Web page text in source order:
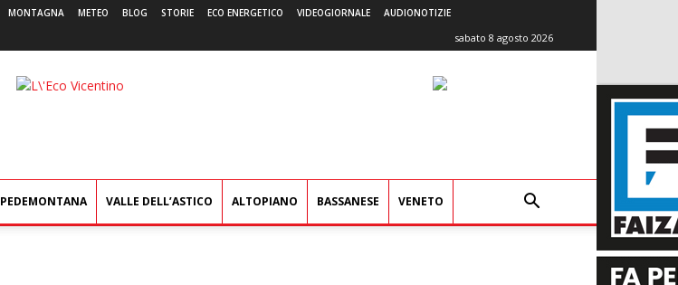
MONTAGNA METEO BLOG STORIE ECO ENERGETICO VIDEOGIORNALE AUDIONOTIZIE
sabato 8 agosto 2026
L'Eco
PEDEMONTANA VALLE DELL’ASTICO ALTOPIANO BASSANESE VENETO